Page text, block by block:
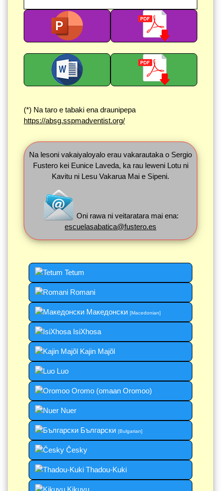
(*) Na taro e tabaki ena draunipepa
https://absg.sspmadventist.org/
Na lesoni vakaiyaloyalo erau vakarautaka o Sergio
Fustero kei Eunice Laveda, ka rau leweni Lotu ni
Kavitu ni Lesu Vakarua Mai e Sipeni.
Oni rawa ni veitaratara mai ena:
escuelasabatica@fustero.es
Tetum
Romani
Македонски [Macedonian]
IsiXhosa
Kajin Majõl
Luo
Oromo (omaan Oromoo)
Nuer
Български [Bulgarian]
Česky
Thadou-Kuki